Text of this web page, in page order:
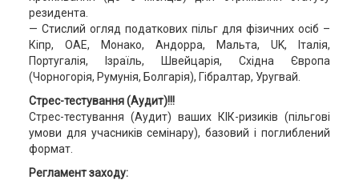
резидента.
— Стислий огляд податкових пільг для фізичних осіб –
Кіпр, ОАЕ, Монако, Андорра, Мальта, UK, Італія,
Португалія, Ізраїль, Швейцарія, Східна Європа
(Чорногорія, Румунія, Болгарія), Гібралтар, Уругвай.
Стрес-тестування (Аудит)!!!
Стрес-тестування (Аудит) ваших КІК-ризиків (пільгові
умови для учасників семінару), базовий і поглиблений
формат.
Регламент заходу: